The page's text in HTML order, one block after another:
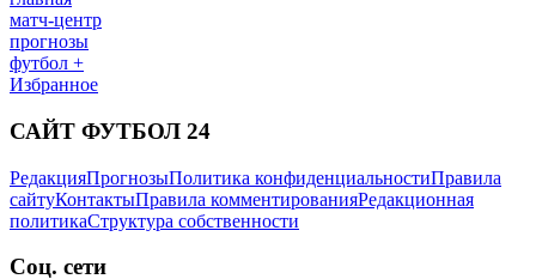
матч-центр
прогнозы
футбол +
Избранное
САЙТ ФУТБОЛ 24
РедакцияПрогнозыПолитика конфиденциальностиПравила
сайтуКонтактыПравила комментированияРедакционная
политикаСтруктура собственности
Соц. сети